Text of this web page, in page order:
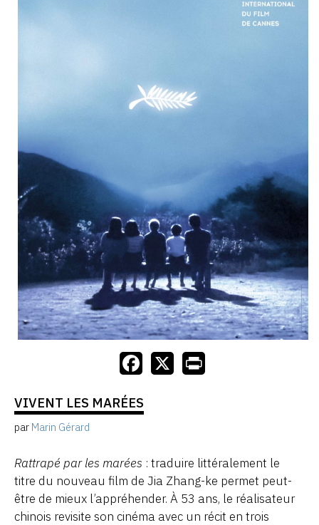
VIVENT LES MARÉES
par Marin Gérard
Rattrapé par les marées : traduire littéralement le
titre du nouveau film de Jia Zhang-ke permet peut-
être de mieux l’appréhender. À 53 ans, le réalisateur
chinois revisite son cinéma avec un récit en trois